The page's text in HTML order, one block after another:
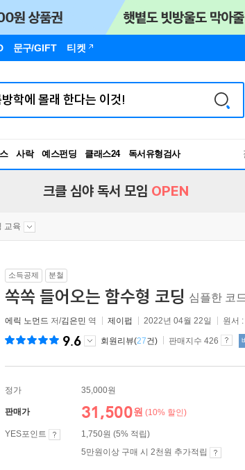
문구/GIFT 티켓
사락 예스펀딩 클래스24
독서유형검사
RBTI Lab
크클 심야 독서 모임 OPEN
교육
소득공제 분철
쏙쏙 들어오는 함수형 코딩 심플한 코
에릭 노먼드 저/김은민 역 제이펍 2022년 04월 22일 원서 :
9.6 회원리뷰(27건) 판매지수 426
정가 35,000원
판매가 31,500원 (10% 할인)
YES포인트
1,750원 (5% 적립)
5만원이상 구매 시 2천원 추가적립